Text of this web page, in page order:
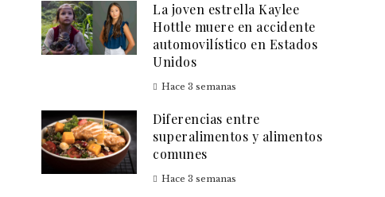
La joven estrella Kaylee
Hottle muere en accidente
automovilístico en Estados
Unidos
Hace 3 semanas
Diferencias entre
superalimentos y alimentos
comunes
Hace 3 semanas